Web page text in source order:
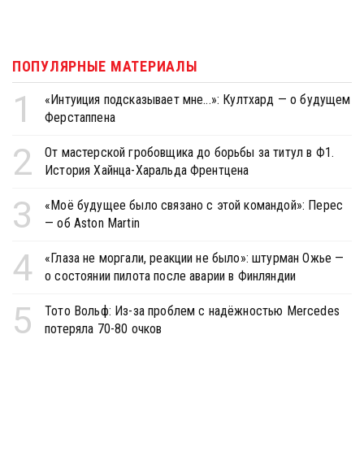
ПОПУЛЯРНЫЕ МАТЕРИАЛЫ
1
«Интуиция подсказывает мне...»: Култхард — о будущем
Ферстаппена
2
От мастерской гробовщика до борьбы за титул в Ф1.
История Хайнца-Харальда Френтцена
3
«Моё будущее было связано с этой командой»: Перес
— об Aston Martin
4
«Глаза не моргали, реакции не было»: штурман Ожье —
о состоянии пилота после аварии в Финляндии
5
Тото Вольф: Из-за проблем с надёжностью Mercedes
потеряла 70-80 очков